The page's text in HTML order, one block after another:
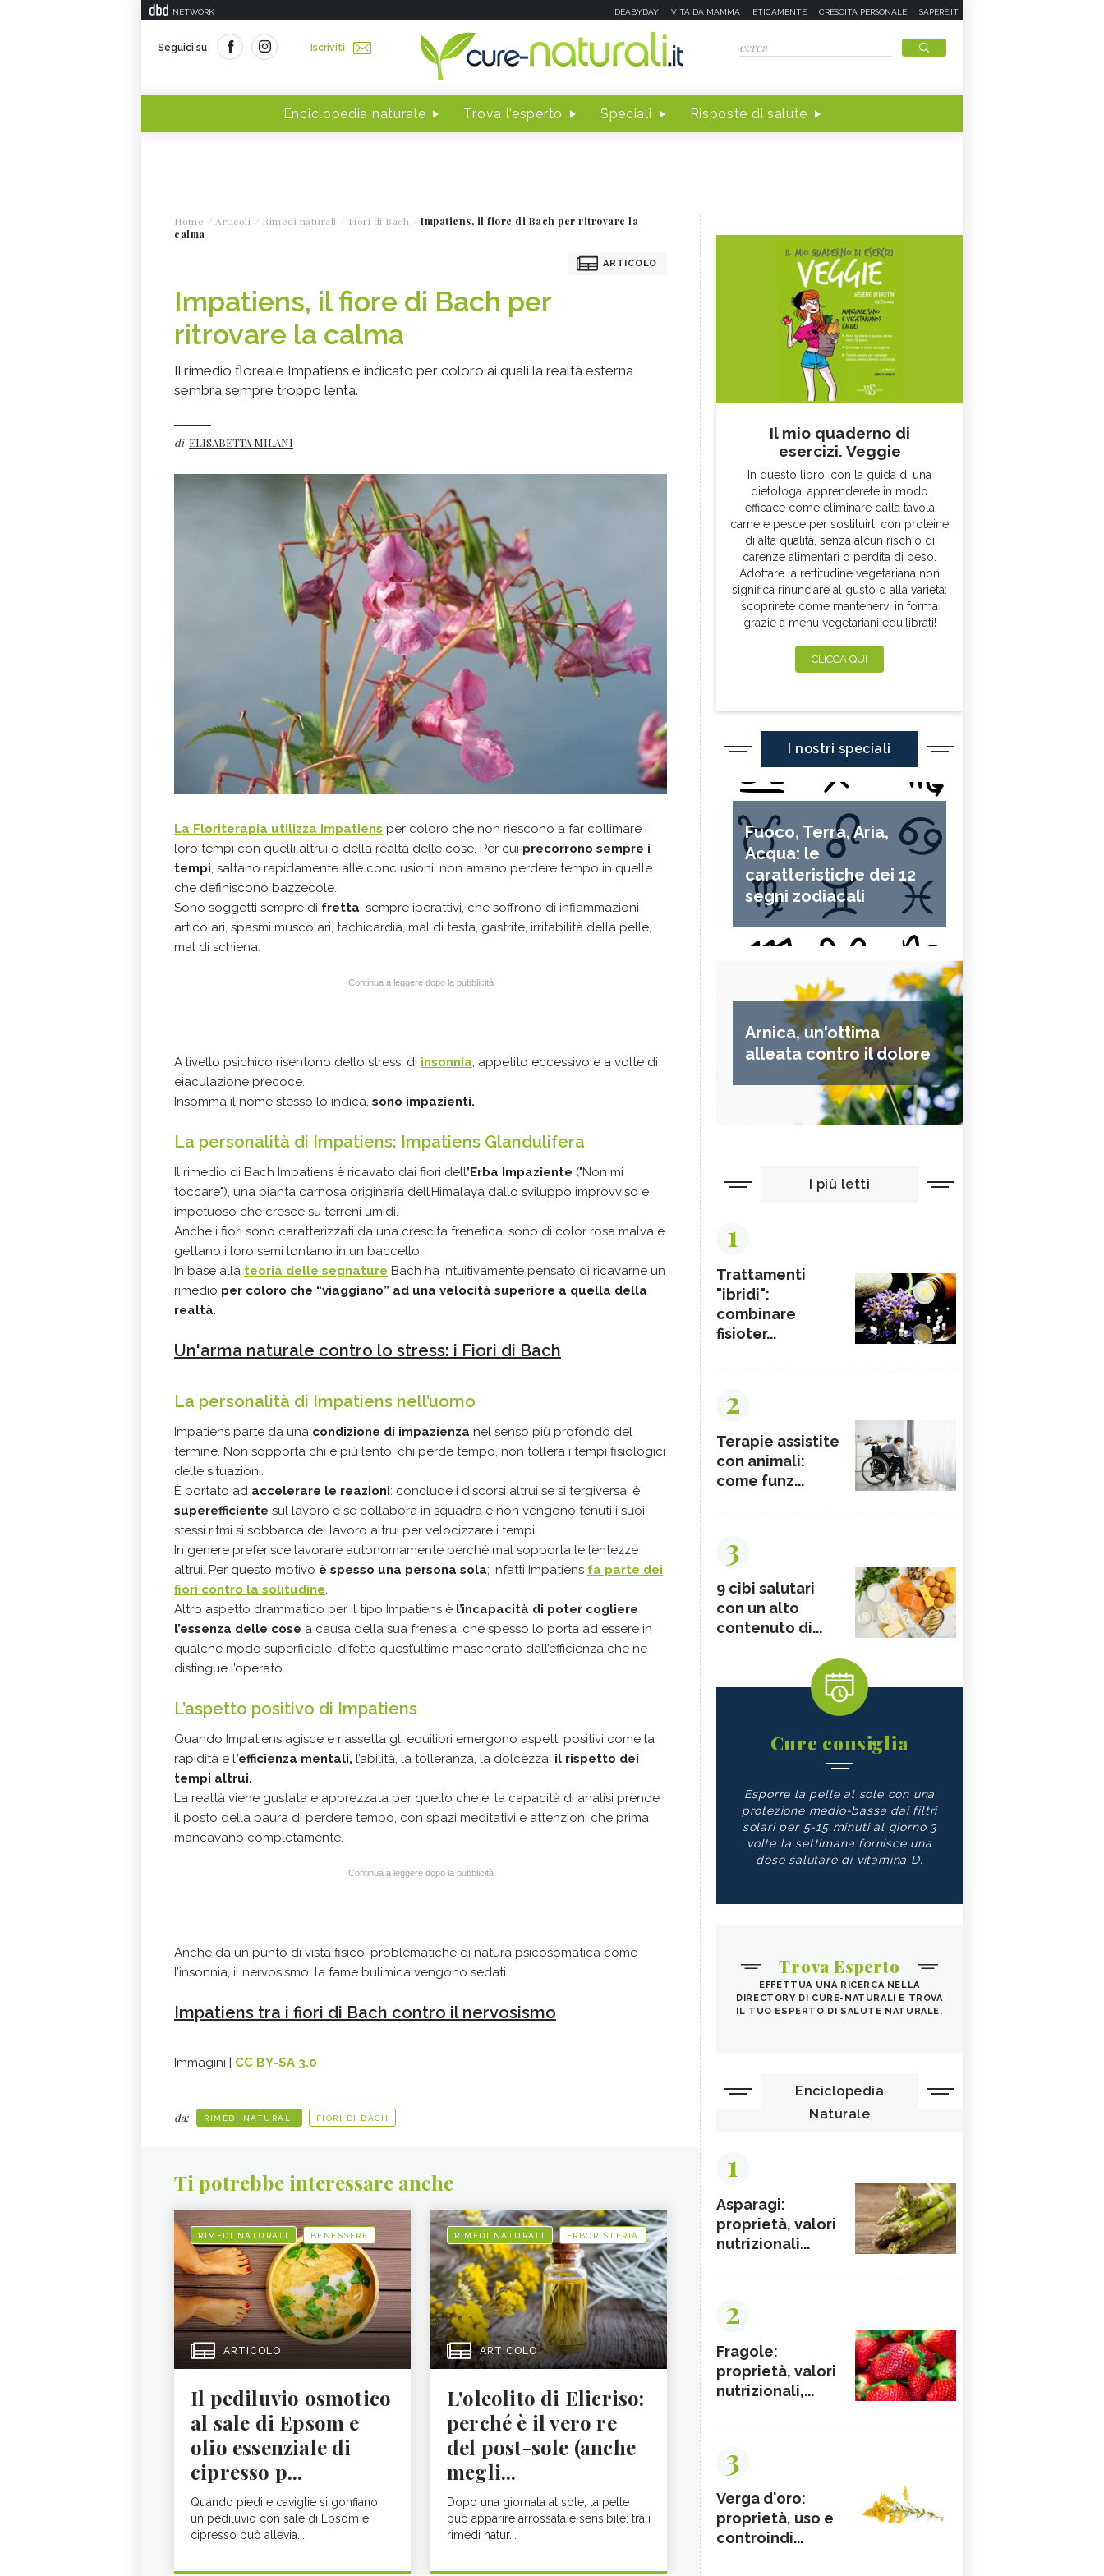
NETWORK DEABYDAY VITA DA MAMMA ETICAMENTE CRESCITA PERSONALE SAPERE.IT
Seguici su Iscriviti
Enciclopedia naturale Trova l'esperto Speciali Risposte di salute
Home Articoli Rimedi naturali Fiori di Bach
Impatiens, il fiore di Bach per ritrovare la
calma
ARTICOLO
Impatiens, il fiore di Bach per
ritrovare la calma
Il rimedio floreale Impatiens è indicato per coloro ai quali la realtà esterna
sembra sempre troppo lenta.
di ELISABETTA MILANI
La Floriterapia utilizza Impatiens per coloro che non riescono a far collimare i
loro tempi con quelli altrui o della realtà delle cose. Per cui precorrono sempre i
tempi, saltano rapidamente alle conclusioni, non amano perdere tempo in quelle
che definiscono bazzecole.
Sono soggetti sempre di fretta, sempre iperattivi, che soffrono di infiammazioni
articolari, spasmi muscolari, tachicardia, mal di testa, gastrite, irritabilità della pelle,
mal di schiena.
Continua a leggere dopo la pubblicità
A livello psichico risentono dello stress, di insonnia, appetito eccessivo e a volte di
eiaculazione precoce.
Insomma il nome stesso lo indica, sono impazienti.
La personalità di Impatiens: Impatiens Glandulifera
Il rimedio di Bach Impatiens è ricavato dai fiori dell’Erba Impaziente ("Non mi
toccare"), una pianta carnosa originaria dell’Himalaya dallo sviluppo improvviso e
impetuoso che cresce su terreni umidi.
Anche i fiori sono caratterizzati da una crescita frenetica, sono di color rosa malva e
gettano i loro semi lontano in un baccello.
In base alla teoria delle segnature Bach ha intuitivamente pensato di ricavarne un
rimedio per coloro che “viaggiano” ad una velocità superiore a quella della
realtà.
Un'arma naturale contro lo stress: i Fiori di Bach
La personalità di Impatiens nell’uomo
Impatiens parte da una condizione di impazienza nel senso più profondo del
termine. Non sopporta chi è più lento, chi perde tempo, non tollera i tempi fisiologici
delle situazioni.
È portato ad accelerare le reazioni: conclude i discorsi altrui se si tergiversa, è
superefficiente sul lavoro e se collabora in squadra e non vengono tenuti i suoi
stessi ritmi si sobbarca del lavoro altrui per velocizzare i tempi.
In genere preferisce lavorare autonomamente perché mal sopporta le lentezze
altrui. Per questo motivo è spesso una persona sola; infatti Impatiens fa parte dei
fiori contro la solitudine.
Altro aspetto drammatico per il tipo Impatiens è l’incapacità di poter cogliere
l’essenza delle cose a causa della sua frenesia, che spesso lo porta ad essere in
qualche modo superficiale, difetto quest’ultimo mascherato dall’efficienza che ne
distingue l’operato.
L’aspetto positivo di Impatiens
Quando Impatiens agisce e riassetta gli equilibri emergono aspetti positivi come la
rapidità e l’efficienza mentali, l’abilità, la tolleranza, la dolcezza, il rispetto dei
tempi altrui.
La realtà viene gustata e apprezzata per quello che è, la capacità di analisi prende
il posto della paura di perdere tempo, con spazi meditativi e attenzioni che prima
mancavano completamente.
Continua a leggere dopo la pubblicità
Anche da un punto di vista fisico, problematiche di natura psicosomatica come
l’insonnia, il nervosismo, la fame bulimica vengono sedati.
Impatiens tra i fiori di Bach contro il nervosismo
Immagini | CC BY-SA 3.0
da: RIMEDI NATURALI FIORI DI BACH
Ti potrebbe interessare anche
RIMEDI NATURALI BENESSERE
ARTICOLO
Il pediluvio osmotico
al sale di Epsom e
olio essenziale di
cipresso p...
Quando piedi e caviglie si gonfiano,
un pediluvio con sale di Epsom e
cipresso può allevia...
RIMEDI NATURALI ERBORISTERIA
ARTICOLO
L'oleolito di Elicriso:
perché è il vero re
del post-sole (anche
megli...
Dopo una giornata al sole, la pelle
può apparire arrossata e sensibile: tra i
rimedi natur...
Il mio quaderno di
esercizi. Veggie
In questo libro, con la guida di una
dietologa, apprenderete in modo
efficace come eliminare dalla tavola
carne e pesce per sostituirli con proteine
di alta qualità, senza alcun rischio di
carenze alimentari o perdita di peso.
Adottare la rettitudine vegetariana non
significa rinunciare al gusto o alla varietà:
scoprirete come mantenervi in forma
grazie a menu vegetariani equilibrati!
CLICCA QUI
I nostri speciali
Fuoco, Terra, Aria,
Acqua: le
caratteristiche dei 12
segni zodiacali
Arnica, un'ottima
alleata contro il dolore
I più letti
1
Trattamenti
"ibridi":
combinare
fisioter...
2
Terapie assistite
con animali:
come funz...
3
9 cibi salutari
con un alto
contenuto di...
Cure consiglia
Esporre la pelle al sole con una
protezione medio-bassa dai filtri
solari per 5-15 minuti al giorno 3
volte la settimana fornisce una
dose salutare di vitamina D.
Trova Esperto
EFFETTUA UNA RICERCA NELLA
DIRECTORY DI CURE-NATURALI E TROVA
IL TUO ESPERTO DI SALUTE NATURALE.
Enciclopedia
Naturale
1
Asparagi:
proprietà, valori
nutrizionali...
2
Fragole:
proprietà, valori
nutrizionali,...
3
Verga d'oro:
proprietà, uso e
controindi...